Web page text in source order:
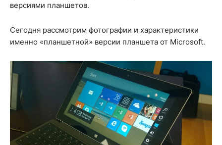
версиями планшетов.
Сегодня рассмотрим фотографии и характеристики
именно «планшетной» версии планшета от Microsoft.